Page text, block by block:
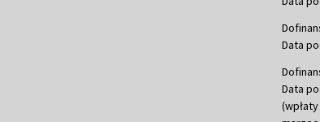
Data
Data